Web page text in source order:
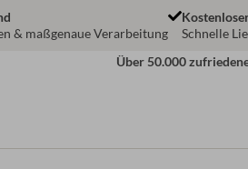
& maßgenaue Verarbeitung
Schnelle
Über 50.000